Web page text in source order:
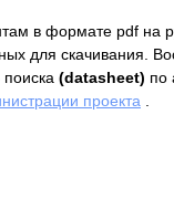
в формате pdf на
для скачивания.
(datasheet) по
проекта .